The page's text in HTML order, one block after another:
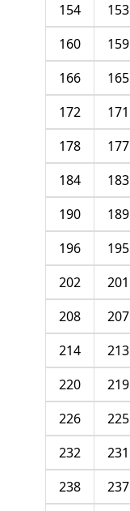
153
154
159
160
165
166
171
172
177
178
183
184
189
190
195
196
201
202
207
208
213
214
219
220
225
226
231
232
237
238